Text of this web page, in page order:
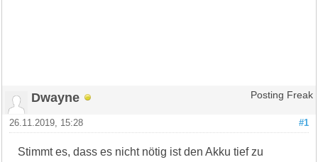
Dwayne Posting Freak
#1
26.11.2019, 15:28
Stimmt es, dass es nicht nötig ist den Akku tief zu